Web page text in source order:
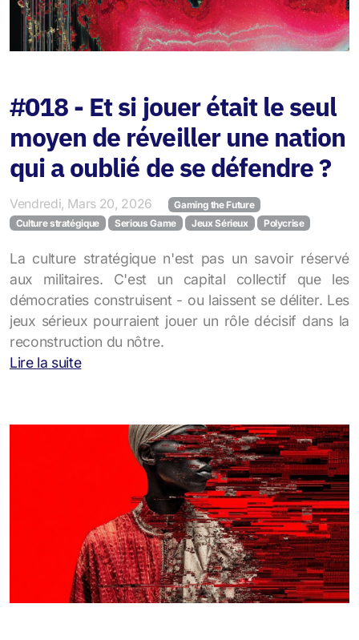
#018 - Et si jouer était le seul
moyen de réveiller une nation
qui a oublié de se défendre ?
Vendredi, Mars 20, 2026
Gaming the Future
Culture stratégique
Serious Game Jeux Sérieux Polycrise
La culture stratégique n'est pas un savoir réservé
aux militaires. C'est un capital collectif que les
démocraties construisent - ou laissent se déliter. Les
jeux sérieux pourraient jouer un rôle décisif dans la
reconstruction du nôtre.
Lire la suite